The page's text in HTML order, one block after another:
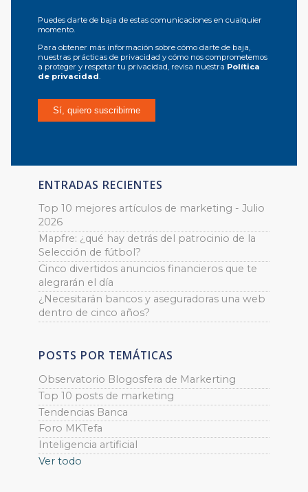
Puedes darte de baja de estas comunicaciones en cualquier
momento.
Para obtener más información sobre cómo darte de baja,
nuestras prácticas de privacidad y cómo nos comprometemos
a proteger y respetar tu privacidad, revisa nuestra Política
de privacidad
ENTRADAS RECIENTES
Top 10 mejores artículos de marketing - Julio
2026
Mapfre: ¿qué hay detrás del patrocinio de la
Selección de fútbol?
Cinco divertidos anuncios financieros que te
alegrarán el día
¿Necesitarán bancos y aseguradoras una web
dentro de cinco años?
POSTS POR TEMÁTICAS
Observatorio Blogosfera de Markerting
Top 10 posts de marketing
Tendencias Banca
Foro MKTefa
Inteligencia artificial
Ver todo